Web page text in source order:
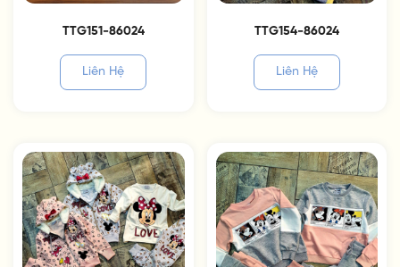
TTG151-86024
Liên Hệ
TTG154-86024
Liên Hệ